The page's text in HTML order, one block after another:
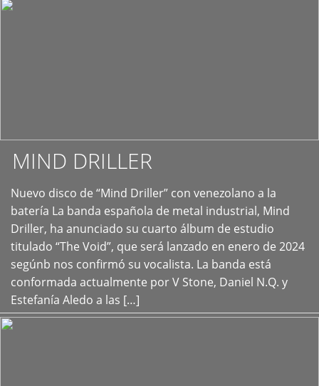
MIND DRILLER
Nuevo disco de “Mind Driller” con venezolano a la
batería La banda española de metal industrial, Mind
Driller, ha anunciado su cuarto álbum de estudio
titulado “The Void”, que será lanzado en enero de 2024
segúnb nos confirmó su vocalista. La banda está
conformada actualmente por V Stone, Daniel N.Q. y
Estefanía Aledo a las […]
+